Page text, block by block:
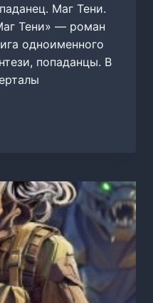
Маг Тени.
Тени» — роман
одноименного
попаданцы. В